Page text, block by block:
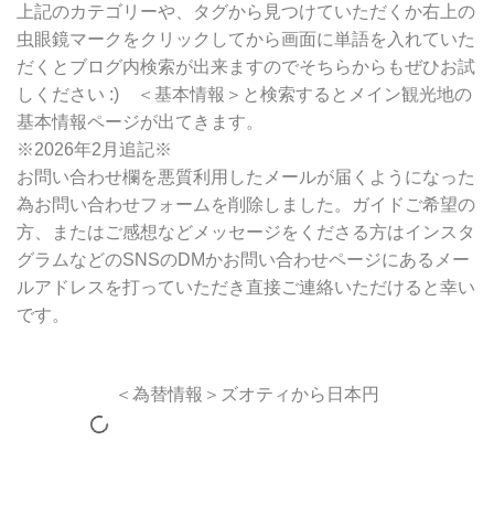
上記のカテゴリーや、タグから見つけていただくか右上の
虫眼鏡マークをクリックしてから画面に単語を入れていた
だくとブログ内検索が出来ますのでそちらからもぜひお試
しください :) ＜基本情報＞と検索するとメイン観光地の
基本情報ページが出てきます。
※2026年2月追記※
お問い合わせ欄を悪質利用したメールが届くようになった
為お問い合わせフォームを削除しました。ガイドご希望の
方、またはご感想などメッセージをくださる方はインスタ
グラムなどのSNSのDMかお問い合わせページにあるメー
ルアドレスを打っていただき直接ご連絡いただけると幸い
です。
＜為替情報＞ズオティから日本円